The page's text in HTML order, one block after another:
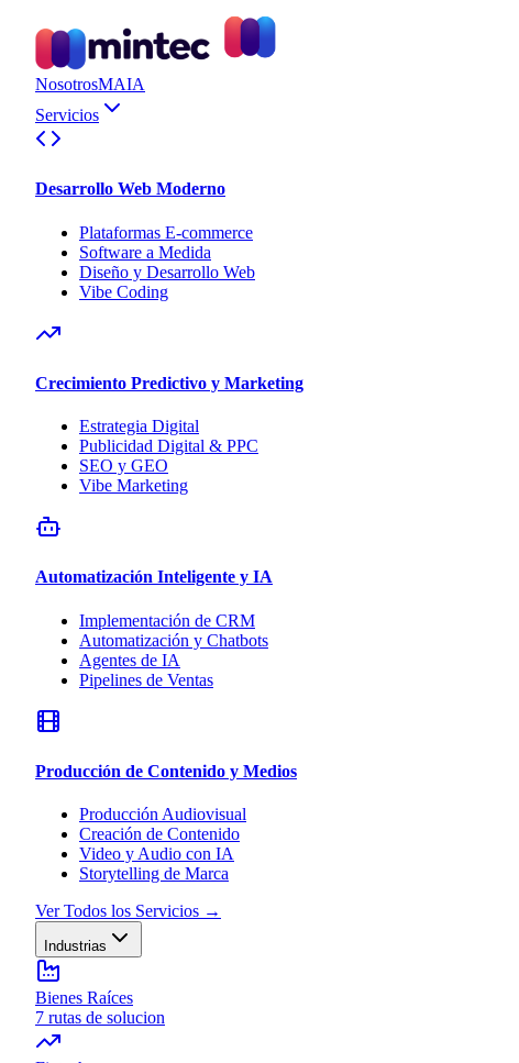
NosotrosMAIA
Servicios
Desarrollo Web Moderno
Plataformas E-commerce
Software a Medida
Diseño y Desarrollo Web
Vibe Coding
Crecimiento Predictivo y Marketing
Estrategia Digital
Publicidad Digital & PPC
SEO y GEO
Vibe Marketing
Automatización Inteligente y IA
Implementación de CRM
Automatización y Chatbots
Agentes de IA
Pipelines de Ventas
Producción de Contenido y Medios
Producción Audiovisual
Creación de Contenido
Video y Audio con IA
Storytelling de Marca
Ver Todos los Servicios →
Industrias
Bienes Raíces
7 rutas de solucion